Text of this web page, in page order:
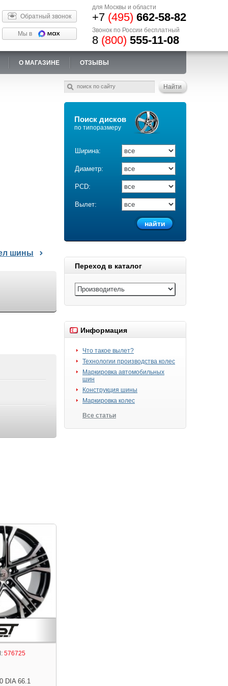
Обратный звонок
Мы в
для Москвы и области
+7 (495) 662-58-82
Звонок по России бесплатный
8 (800) 555-11-08
О МАГАЗИНЕ ОТЗЫВЫ
Поиск дисков
по типоразмеру
Ширина:
Диаметр:
PCD:
Вылет:
Переход в каталог
Информация
Что такое вылет?
Технологии производства колес
Маркировка автомобильных
шин
Конструкция шины
Маркировка колес
Все статьи
шины
576725
DIA 66.1